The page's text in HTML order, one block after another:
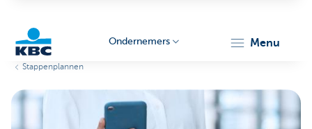
Ondernemers menu
Stappenplannen